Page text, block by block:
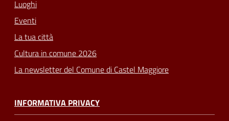
Luoghi
Eventi
La tua città
Cultura in comune 2026
La newsletter del Comune di Castel Maggiore
INFORMATIVA PRIVACY